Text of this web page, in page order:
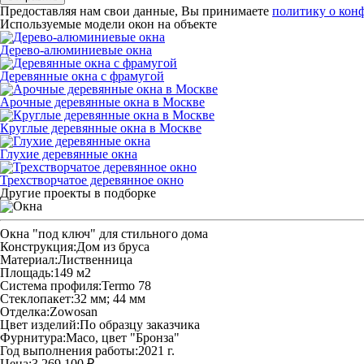
Предоставляя нам свои данные, Вы принимаете политику о
Используемые модели окон на объекте
Дерево-алюминиевые окна
Деревянные окна с фрамугой
Арочные деревянные окна в Москве
Круглые деревянные окна в Москве
Глухие деревянные окна
Трехстворчатое деревянное окно
Другие проекты в подборке
Окна "под ключ" для стильного дома
Конструкция:Дом из бруса
Материал:Лиственница
Площадь:149 м2
Система профиля:Termo 78
Стеклопакет:32 мм; 44 мм
Отделка:Zowosan
Цвет изделий:По образцу заказчика
Фурнитура:Maco, цвет "Бронза"
Год выполнения работы:2021 г.